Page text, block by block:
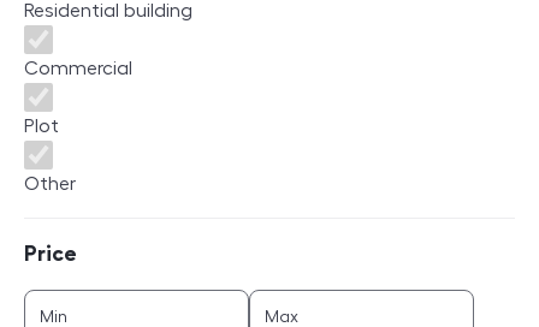
Residential building
Commercial
Plot
Other
Price
Min Maxprice (